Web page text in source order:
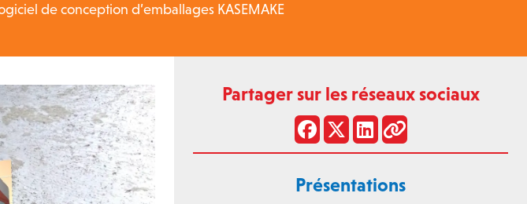
de conception d’emballages KASEMAKE
Partager sur les réseaux sociaux
Présentations